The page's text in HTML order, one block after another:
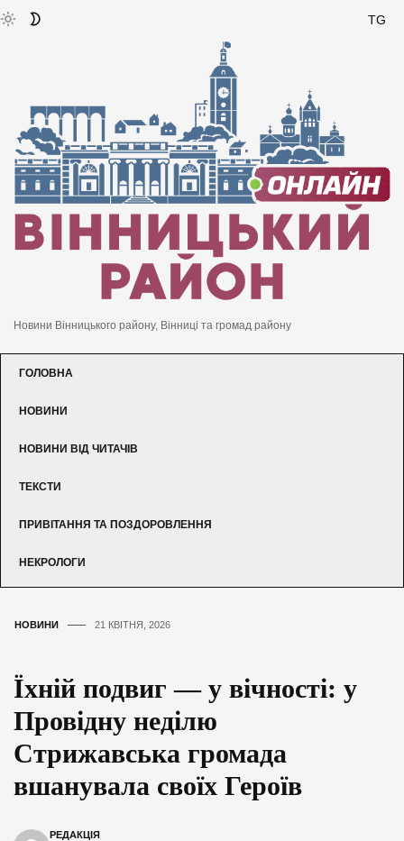
TG
Новини Вінницького району, Вінниці та громад району
ГОЛОВНА
НОВИНИ
НОВИНИ ВІД ЧИТАЧІВ
ТЕКСТИ
ПРИВІТАННЯ ТА ПОЗДОРОВЛЕННЯ
НЕКРОЛОГИ
НОВИНИ 21 КВІТНЯ, 2026
Їхній подвиг — у вічності: у
Провідну неділю
Стрижавська громада
вшанувала своїх Героїв
РЕДАКЦІЯ